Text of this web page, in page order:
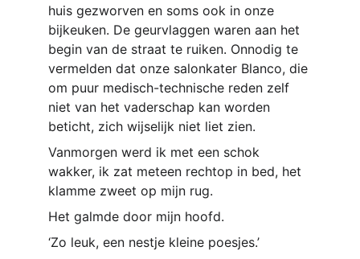
huis gezworven en soms ook in onze
bijkeuken. De geurvlaggen waren aan het
begin van de straat te ruiken. Onnodig te
vermelden dat onze salonkater Blanco, die
om puur medisch-technische reden zelf
niet van het vaderschap kan worden
beticht, zich wijselijk niet liet zien.
Vanmorgen werd ik met een schok
wakker, ik zat meteen rechtop in bed, het
klamme zweet op mijn rug.
Het galmde door mijn hoofd.
‘Zo leuk, een nestje kleine poesjes.’